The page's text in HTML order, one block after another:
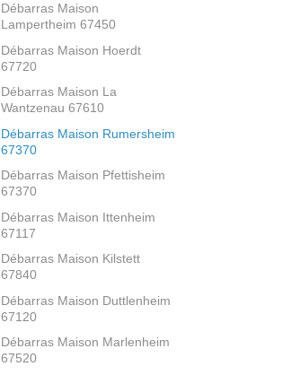
Débarras Maison
Lampertheim 67450
Débarras Maison Hoerdt
67720
Débarras Maison La
Wantzenau 67610
Débarras Maison Rumersheim
67370
Débarras Maison Pfettisheim
67370
Débarras Maison Ittenheim
67117
Débarras Maison Kilstett
67840
Débarras Maison Duttlenheim
67120
Débarras Maison Marlenheim
67520